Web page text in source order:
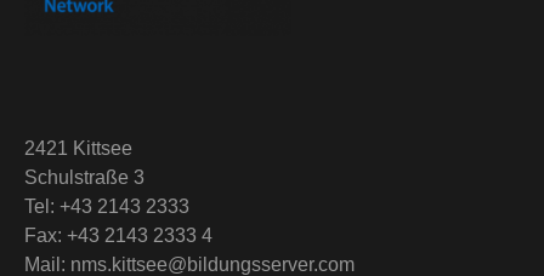
2421 Kittsee
Schulstraße 3
Tel: +43 2143 2333
Fax: +43 2143 2333 4
Mail: nms.kittsee@bildungsserver.com